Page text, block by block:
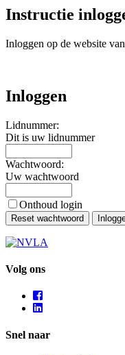
Instructie
Inloggen op de website
Inloggen
Lidnummer:
Dit is uw lidnummer
Wachtwoord:
Uw wachtwoord
Onthoud login
Volg ons
Snel naar